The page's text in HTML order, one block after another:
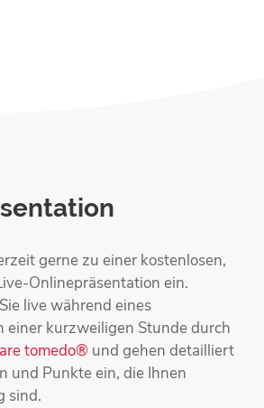
gerne zu einer kosten­losen,
Online­präsentation ein.
live während eines
einer kurzweiligen Stunde durch
tomedo® und gehen detailliert
und Punkte ein, die Ihnen
sind.